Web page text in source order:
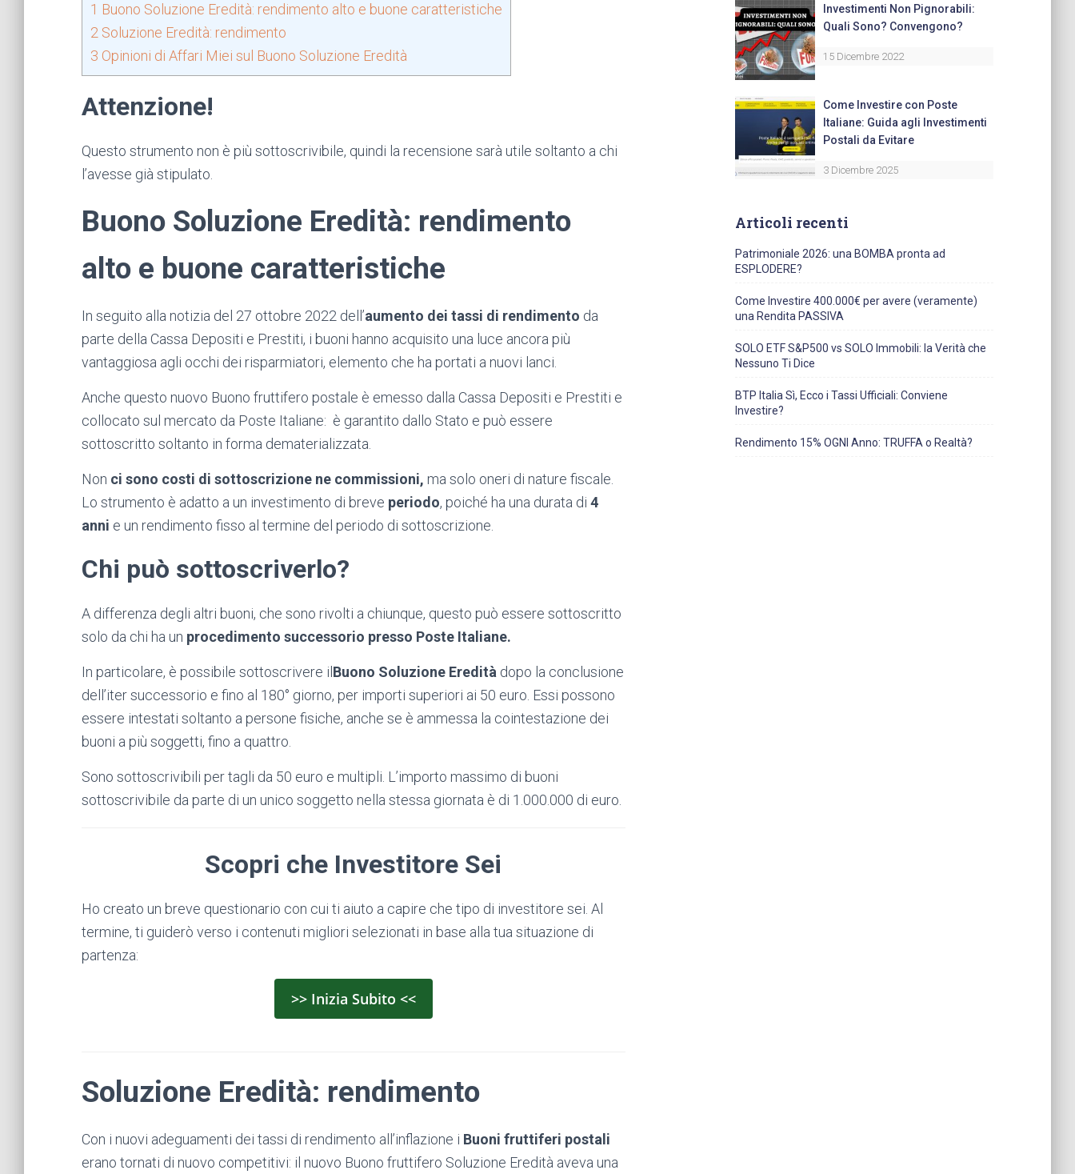
1 Buono Soluzione Eredità: rendimento alto e buone caratteristiche
2 Soluzione Eredità: rendimento
3 Opinioni di Affari Miei sul Buono Soluzione Eredità
Attenzione!
Questo strumento non è più sottoscrivibile, quindi la recensione sarà utile soltanto a chi
l’avesse già stipulato.
Buono Soluzione Eredità: rendimento
alto e buone caratteristiche
In seguito alla notizia del 27 ottobre 2022 dell’aumento dei tassi di rendimento da
parte della Cassa Depositi e Prestiti, i buoni hanno acquisito una luce ancora più
vantaggiosa agli occhi dei risparmiatori, elemento che ha portati a nuovi lanci.
Anche questo nuovo Buono fruttifero postale è emesso dalla Cassa Depositi e Prestiti e
collocato sul mercato da Poste Italiane: è garantito dallo Stato e può essere
sottoscritto soltanto in forma dematerializzata.
Non ci sono costi di sottoscrizione ne commissioni, ma solo oneri di nature fiscale.
Lo strumento è adatto a un investimento di breve periodo, poiché ha una durata di 4
anni e un rendimento fisso al termine del periodo di sottoscrizione.
Chi può sottoscriverlo?
A differenza degli altri buoni, che sono rivolti a chiunque, questo può essere sottoscritto
solo da chi ha un procedimento successorio presso Poste Italiane.
In particolare, è possibile sottoscrivere il Buono Soluzione Eredità dopo la conclusione
dell’iter successorio e fino al 180° giorno, per importi superiori ai 50 euro. Essi possono
essere intestati soltanto a persone fisiche, anche se è ammessa la cointestazione dei
buoni a più soggetti, fino a quattro.
Sono sottoscrivibili per tagli da 50 euro e multipli. L’importo massimo di buoni
sottoscrivibile da parte di un unico soggetto nella stessa giornata è di 1.000.000 di euro.
Scopri che Investitore Sei
Ho creato un breve questionario con cui ti aiuto a capire che tipo di investitore sei. Al
termine, ti guiderò verso i contenuti migliori selezionati in base alla tua situazione di
partenza:
>> Inizia Subito <<
Soluzione Eredità: rendimento
Con i nuovi adeguamenti dei tassi di rendimento all’inflazione i Buoni fruttiferi postali
erano tornati di nuovo competitivi: il nuovo Buono fruttifero Soluzione Eredità aveva una
Investimenti Non Pignorabili:
Quali Sono? Convengono?
15 Dicembre 2022
Come Investire con Poste
Italiane: Guida agli Investimenti
Postali da Evitare
3 Dicembre 2025
Articoli recenti
Patrimoniale 2026: una BOMBA pronta ad
ESPLODERE?
Come Investire 400.000€ per avere (veramente)
una Rendita PASSIVA
SOLO ETF S&P500 vs SOLO Immobili: la Verità che
Nessuno Ti Dice
BTP Italia Sì, Ecco i Tassi Ufficiali: Conviene
Investire?
Rendimento 15% OGNI Anno: TRUFFA o Realtà?